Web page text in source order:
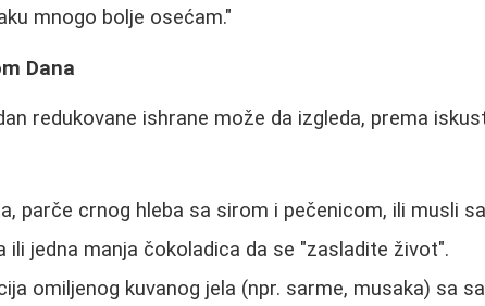
mnogo bolje osećam."
Dana
redukovane ishrane može da izgleda, prema
parče crnog hleba sa sirom i pečenicom, ili musli
ili jedna manja čokoladica da se "zasladite život".
omiljenog kuvanog jela (npr. sarme, musaka) sa